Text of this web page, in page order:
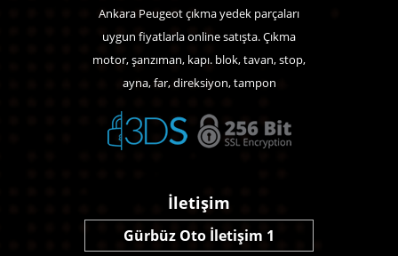
Ankara Peugeot çıkma yedek parçaları
uygun fiyatlarla online satışta. Çıkma
motor, şanzıman, kapı. blok, tavan, stop,
ayna, far, direksiyon, tampon
İletişim
Gürbüz Oto İletişim 1